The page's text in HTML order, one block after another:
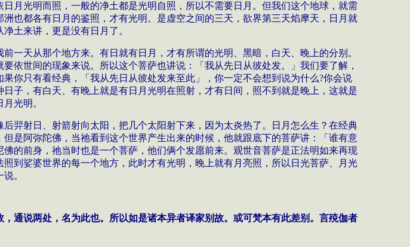
月光明而照，一般的净土都是光明自照，所以不需要日月。但我们这个地球，就需
也都各有日月的鉴照，才有光明。是虚空之间的三天，欲界第三天焰摩天，日月就
土来讲，更是没有日月了。
一天从那个地方来。有日就有日月，才有所谓的光明、黑暗，白天、晚上的分别。
依世间的现象来说。所以这个菩萨也讲说：「我从先日从彼处发。」我们要了解，
你只有看经典，「我从先日从彼处发来至此」，你一定不会想到说为什么?你会说
子，有白天、有晚上就是有日月光明在照射，才有日间，照不到就是晚上，这就是
光明。
羿射日、射箭射向太阳，把几个太阳射下来，因为太炎热了。日月怎么生？在经典
是阿弥陀佛，当祂看到这个世界产生出来的时候，他就跟底下的菩萨讲：「谁有意
的前身，祂当时也是一个菩萨，他们俩个发愿前来。观世音菩萨是正法明如来再现
到娑婆世界的每一个地方，此时才有光明，晚上就有月亮照，所以日光菩萨、月光
。
通说两处，名为此也。所以如是诸本异者译家别故。或可梵本有此差别。言殑伽者